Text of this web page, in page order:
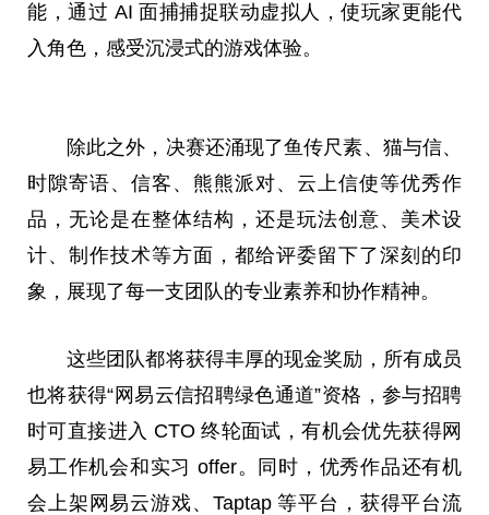
能，通过 AI 面捕捕捉联动虚拟人，使玩家更能代
入角色，感受沉浸式的游戏体验。
除此之外，决赛还涌现了鱼传尺素、猫与信、
时隙寄语、信客、熊熊派对、云上信使等优秀作
品，无论是在整体结构，还是玩法创意、美术设
计、制作技术等方面，都给评委留下了深刻的印
象，展现了每一支团队的专业素养和协作精神。
这些团队都将获得丰厚的现金奖励，所有成员
也将获得“网易云信招聘绿色通道”资格，参与招聘
时可直接进入 CTO 终轮面试，有机会优先获得网
易工作机会和实习 offer。同时，优秀作品还有机
会上架网易云游戏、Taptap 等平台 ，获得平台流